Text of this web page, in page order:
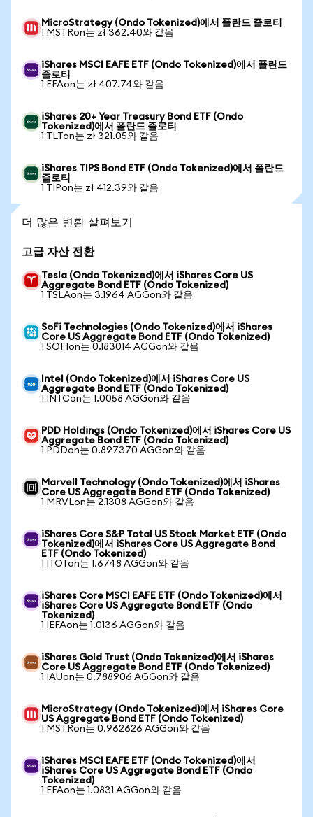
MicroStrategy (Ondo Tokenized)에서 폴란드 즐로티
1 MSTRon는 zł 362.40와 같음
iShares MSCI EAFE ETF (Ondo Tokenized)에서 폴란드
즐로티
1 EFAon는 zł 407.74와 같음
iShares 20+ Year Treasury Bond ETF (Ondo
Tokenized)에서 폴란드 즐로티
1 TLTon는 zł 321.05와 같음
iShares TIPS Bond ETF (Ondo Tokenized)에서 폴란드
즐로티
1 TIPon는 zł 412.39와 같음
더 많은 변환 살펴보기
고급 자산 전환
Tesla (Ondo Tokenized)에서 iShares Core US
Aggregate Bond ETF (Ondo Tokenized)
1 TSLAon는 3.1964 AGGon와 같음
SoFi Technologies (Ondo Tokenized)에서 iShares
Core US Aggregate Bond ETF (Ondo Tokenized)
1 SOFIon는 0.183014 AGGon와 같음
Intel (Ondo Tokenized)에서 iShares Core US
Aggregate Bond ETF (Ondo Tokenized)
1 INTCon는 1.0058 AGGon와 같음
PDD Holdings (Ondo Tokenized)에서 iShares Core US
Aggregate Bond ETF (Ondo Tokenized)
1 PDDon는 0.897370 AGGon와 같음
Marvell Technology (Ondo Tokenized)에서 iShares
Core US Aggregate Bond ETF (Ondo Tokenized)
1 MRVLon는 2.1308 AGGon와 같음
iShares Core S&P Total US Stock Market ETF (Ondo
Tokenized)에서 iShares Core US Aggregate Bond
ETF (Ondo Tokenized)
1 ITOTon는 1.6748 AGGon와 같음
iShares Core MSCI EAFE ETF (Ondo Tokenized)에서
iShares Core US Aggregate Bond ETF (Ondo
Tokenized)
1 IEFAon는 1.0136 AGGon와 같음
iShares Gold Trust (Ondo Tokenized)에서 iShares
Core US Aggregate Bond ETF (Ondo Tokenized)
1 IAUon는 0.788906 AGGon와 같음
MicroStrategy (Ondo Tokenized)에서 iShares Core
US Aggregate Bond ETF (Ondo Tokenized)
1 MSTRon는 0.962626 AGGon와 같음
iShares MSCI EAFE ETF (Ondo Tokenized)에서
iShares Core US Aggregate Bond ETF (Ondo
Tokenized)
1 EFAon는 1.0831 AGGon와 같음